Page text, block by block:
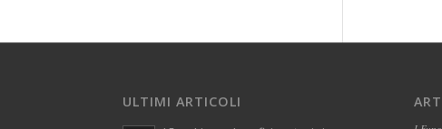
ULTIMI ARTICOLI